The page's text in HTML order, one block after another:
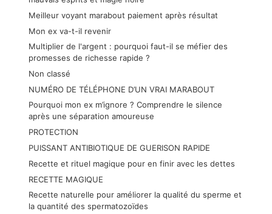
Meilleur voyant marabout paiement après résultat
Mon ex va-t-il revenir
Multiplier de l'argent : pourquoi faut-il se méfier des
promesses de richesse rapide ?
Non classé
NUMÉRO DE TÉLÉPHONE D’UN VRAI MARABOUT
Pourquoi mon ex m’ignore ? Comprendre le silence
après une séparation amoureuse
PROTECTION
PUISSANT ANTIBIOTIQUE DE GUERISON RAPIDE
Recette et rituel magique pour en finir avec les dettes
RECETTE MAGIQUE
Recette naturelle pour améliorer la qualité du sperme et
la quantité des spermatozoïdes